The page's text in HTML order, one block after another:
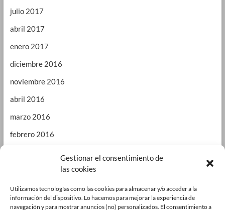
Gestionar el consentimiento de
las cookies
Utilizamos tecnologías como las cookies para almacenar y/o acceder a la
información del dispositivo. Lo hacemos para mejorar la experiencia de
navegación y para mostrar anuncios (no) personalizados. El consentimiento a
julio 2017
abril 2017
enero 2017
diciembre 2016
noviembre 2016
abril 2016
marzo 2016
febrero 2016
septiembre 2015
enero 2015
octubre 2014